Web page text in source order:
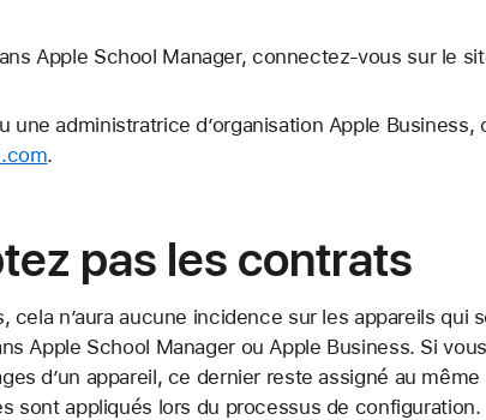
Apple School Manager, connectez-vous sur le
une administratrice d’organisation Apple
.
pas les contrats
cela n’aura aucune incidence sur les appareils qui
Apple School Manager ou Apple Business. Si
d’un appareil, ce dernier reste assigné au
sont appliqués lors du processus de configuration.